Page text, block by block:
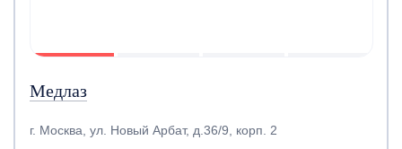
Медлаз
г. Москва, ул. Новый Арбат, д.36/9, корп. 2